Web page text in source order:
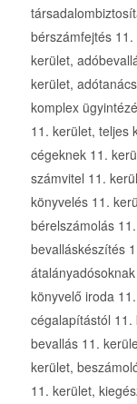
bérszámfejtés
kerület,
kerület,
komplex
11. kerület, teljes
cégeknek 11.
számvitel 11.
könyvelés 11.
bérelszámolás
bevalláskészítés
könyvelő iroda
cégalapítástól 11.
bevallás 11.
kerület,
11. kerület,